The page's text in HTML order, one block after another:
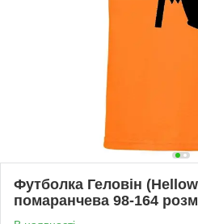
Футболка Геловін
помаранчева 98-164